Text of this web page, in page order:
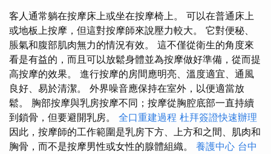
客人通常躺在按摩床上或坐在按摩椅上。 可以在普通床上
或地板上按摩，但這對按摩師來說壓力較大。 它對便秘、
脹氣和腹部肌肉無力的情況有效。 這不僅從衛生的角度來
看是有益的，而且可以放鬆身體並為按摩做好準備，從而提
高按摩的效果。 進行按摩的房間應明亮、溫度適宜、通風
良好、易於清潔。 外界噪音應保持在室外，以便適當放
鬆。 胸部按摩與乳房按摩不同；按摩從胸腔底部一直持續
到鎖骨，但要避開乳房。 全口重建過程 杜拜簽證快速辦理
因此，按摩師的工作範圍是乳房下方、上方和之間、肌肉和
胸骨，而不是按摩男性或女性的腺體組織。 養護中心 台中